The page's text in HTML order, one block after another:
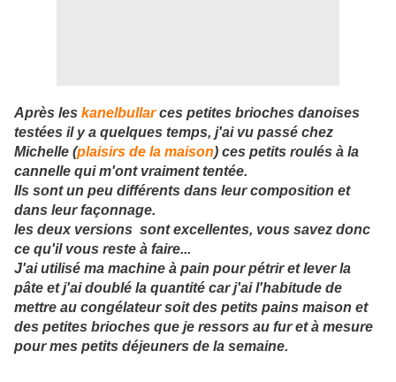
Après les kanelbullarces petites brioches danoises
testées il y a quelques temps, j'ai vu passé chez
Michelle (plaisirs de la maison) ces petits roulés à la
cannelle qui m'ont vraiment tentée.
Ils sont un peu différents dans leur composition et
dans leur façonnage.
les deux versions sont excellentes, vous savez donc
ce qu'il vous reste à faire...
J'ai utilisé ma machine à pain pour pétrir et lever la
pâte et j'ai doublé la quantité car j'ai l'habitude de
mettre au congélateur soit des petits pains maison et
des petites brioches que je ressors au fur et à mesure
pour mes petits déjeuners de la semaine.